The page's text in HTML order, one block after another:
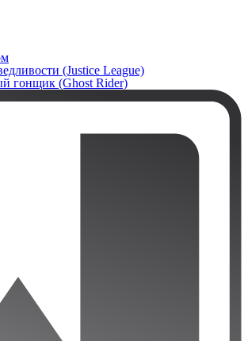
(Justice League)
гонщик (Ghost Rider)